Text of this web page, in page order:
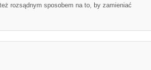
rozsądnym sposobem na to, by zamieniać